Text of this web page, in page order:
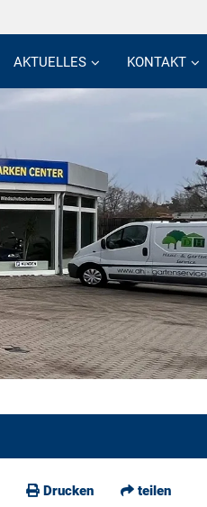
AKTUELLES KONTAKT
Drucken teilen